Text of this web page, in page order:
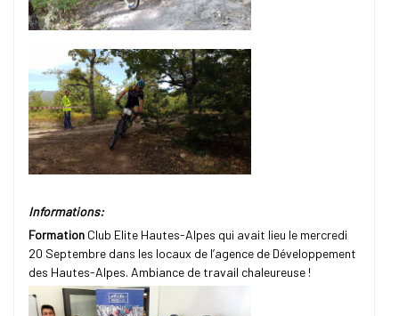
Informations:
Formation Club Elite Hautes-Alpes qui avait lieu le mercredi
20 Septembre dans les locaux de l’agence de Développement
des Hautes-Alpes. Ambiance de travail chaleureuse !